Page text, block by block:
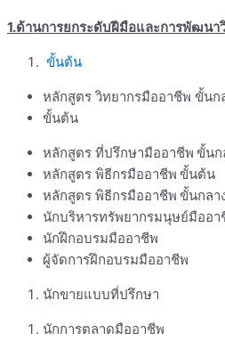
1.ด้านการยกระดับฝีมือและการพัฒนา
ขั้นต้น
หลักสูตร วิทยากรมืออาชีพ ขั้นก
ขั้นต้น
หลักสูตร ที่ปรึกษามืออาชีพ ขั้นก
หลักสูตร พิธีกรมืออาชีพ ขั้นต้น
หลักสูตร พิธีกรมืออาชีพ ขั้นกลา
นักบริหารทรัพยากรมนุษย์มืออา
นักฝึกอบรมมืออาชีพ
ผู้จัดการฝึกอบรมมืออาชีพ
นักขายแบบที่ปรึกษา
นักการตลาดมืออาชีพ